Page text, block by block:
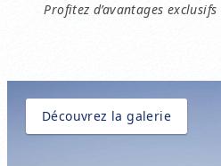
Profitez d’avantages
Découvrez la galerie